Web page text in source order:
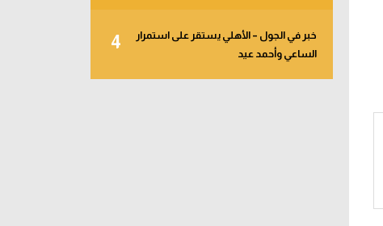
4
خبر في الجول – الأهلي يستقر على استمرار
الساعي وأحمد عيد